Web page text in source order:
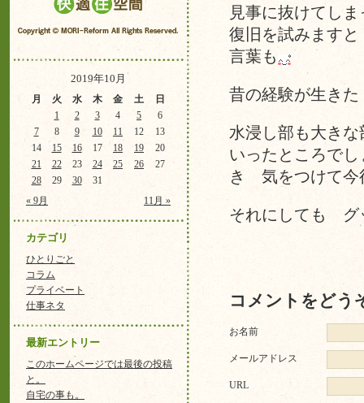
2019年10月
月 火 水 木 金 土 日
« 9月 11月 »
1 2 3 4 5
6
7
8 9 10 11 12
13
14
15 16 17 18 19
20
21
22 23 24 25 26
27
28
29 30 31
カテゴリ
ひとりごと
コラム
プライベート
仕事ネタ
最新エントリー
このホームページでは最後の投稿
と。
自宅の事も。
見事に抜けてし
復旧を試みます
言葉も
昔の経験が生き
水浸し部も大き
いったところで
き 気をつけて今
それにしても グ
コメントをどう
お名前
メールアドレス
URL